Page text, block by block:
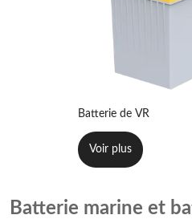
Batterie de VR
Voir plus
Batterie marine et